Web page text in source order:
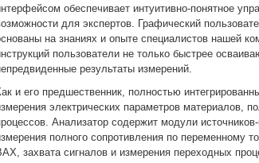
обеспечивает интуитивно-понятное
для экспертов. Графический
на знаниях и опыте специалистов нашей
пользователи не только быстрее
результаты измерений.
и его предшественник, полностью
электрических параметров материалов,
Анализатор содержит модули
полного сопротивления по переменному
захвата сигналов и измерения переходных